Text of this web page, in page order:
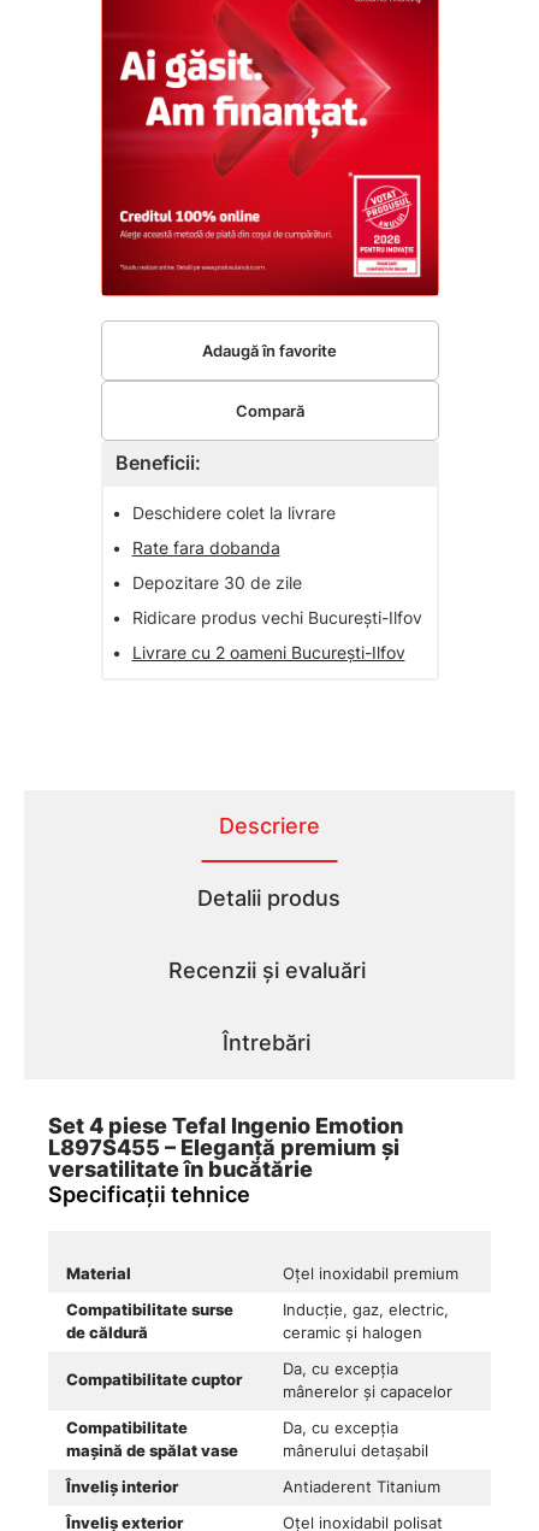
Beneficii:
•
Deschidere colet la livrare
•
Rate fara dobanda
•
Depozitare 30 de zile
•
Ridicare produs vechi București-Ilfov
•
Livrare cu 2 oameni București-Ilfov
Adaugă în favorite
Compară
Descriere
Detalii produs
Recenzii și evaluări
Întrebări
Set 4 piese Tefal Ingenio Emotion
L897S455 – Eleganță premium și
versatilitate în bucătărie
Specificații tehnice
Material
Oțel inoxidabil premium
Compatibilitate surse
de căldură
Inducție, gaz, electric,
ceramic și halogen
Compatibilitate cuptor
Da, cu excepția
mânerelor și capacelor
Compatibilitate
mașină de spălat vase
Da, cu excepția
mânerului detașabil
Înveliș interior
Antiaderent Titanium
Înveliș exterior
Oțel inoxidabil polisat